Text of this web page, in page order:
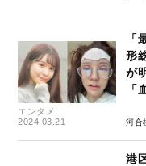
エンタメ
2024.03.21
「
形
が
「
河合
港